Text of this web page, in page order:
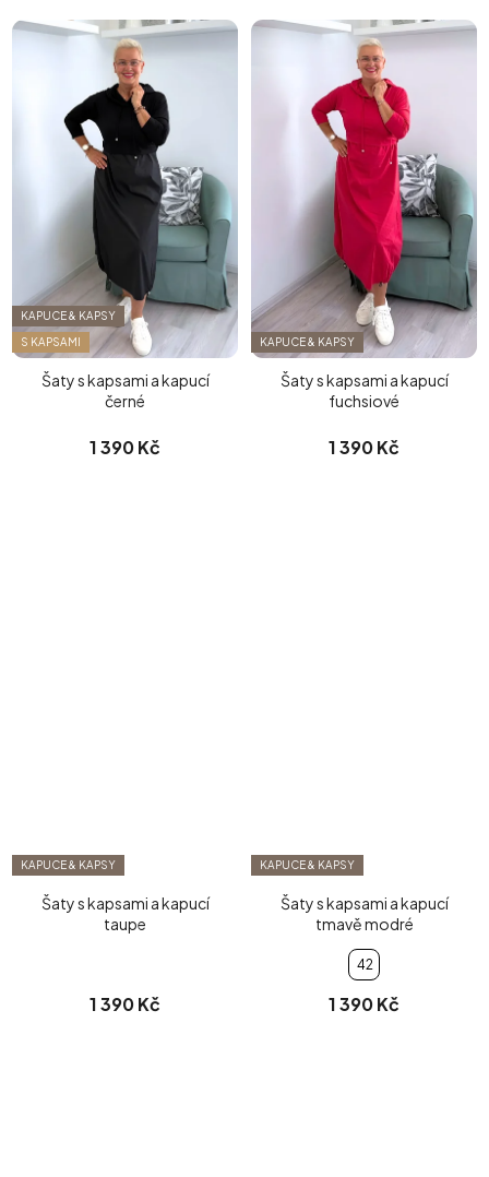
KAPUCE & KAPSY
S KAPSAMI
Šaty s kapsami a kapucí
černé
1 390 Kč
KAPUCE & KAPSY
Šaty s kapsami a kapucí
fuchsiové
1 390 Kč
KAPUCE & KAPSY
Šaty s kapsami a kapucí
taupe
1 390 Kč
KAPUCE & KAPSY
Šaty s kapsami a kapucí
tmavě modré
42
1 390 Kč